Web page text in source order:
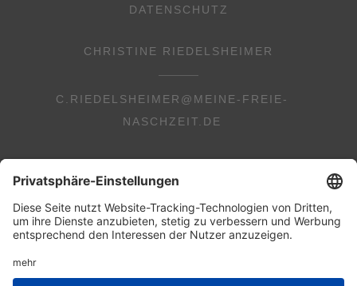
DATENSCHUTZ
CHRISTINE RIEDELSHEIMER
C.RIEDELSHEIMER@MEINE-FREIE-
NASCHZEIT.DE